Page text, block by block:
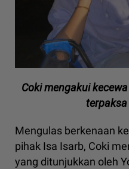
Coki mengakui
Mengulas berkenaan
pihak Isa Isarb, Coki
yang ditunjukkan oleh